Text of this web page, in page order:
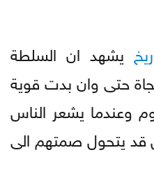
يشهد ان السلطة
حتى وان بدت قوية
وعندما يشعر الناس
قد يتحول صمتهم الى